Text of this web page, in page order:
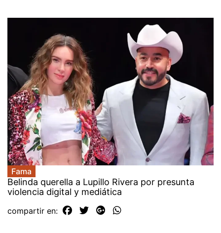
Fama
Belinda querella a Lupillo Rivera por presunta
violencia digital y mediática
compartir en: